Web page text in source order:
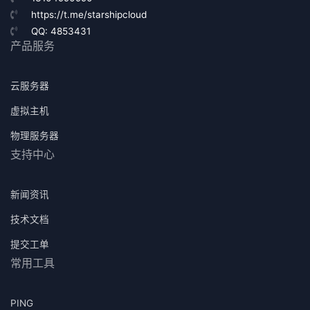
https://t.me/starshipcloud
QQ: 4853431
产品服务
云服务器
虚拟主机
物理服务器
支持中心
新闻资讯
技术文档
提交工单
常用工具
PING